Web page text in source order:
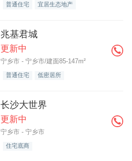
普通住宅 宜居生态地产
兆基君城
更新中
宁乡市 - 宁乡市/建面85-147m²
普通住宅 低密居所
长沙大世界
更新中
宁乡市 - 宁乡市
住宅底商